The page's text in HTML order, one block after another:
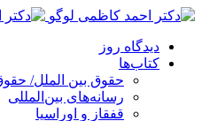
پرش
محتوا
دیدگاه روز
کتاب‌ها
حقوق بین الملل/
رسانه‌های بین‌المللی
قفقاز و اوراسیا